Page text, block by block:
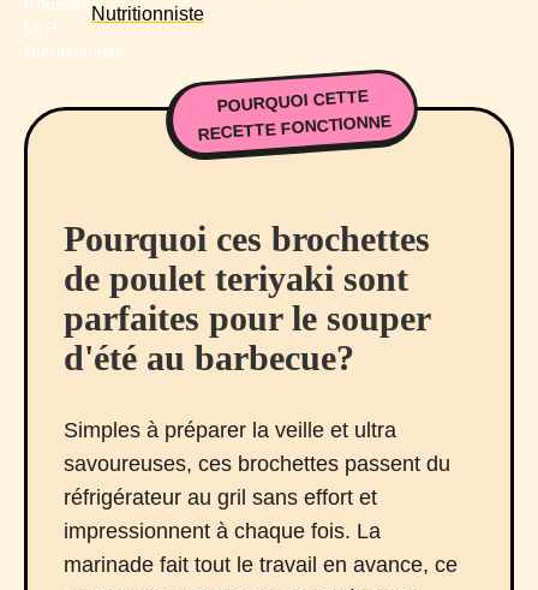
Nutritionniste
POURQUOI CETTE
RECETTE FONCTIONNE
Pourquoi ces brochettes
de poulet teriyaki sont
parfaites pour le souper
d'été au barbecue?
Simples à préparer la veille et ultra
savoureuses, ces brochettes passent du
réfrigérateur au gril sans effort et
impressionnent à chaque fois. La
marinade fait tout le travail en avance, ce